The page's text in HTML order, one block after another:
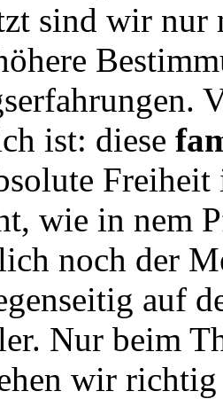
sind wir nur
ist: diese
wie in nem
noch der
auf
Nur beim
wir